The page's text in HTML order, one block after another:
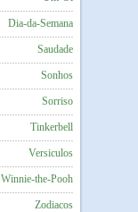
Dia-da-Semana
Saudade
Sonhos
Sorriso
Tinkerbell
Versiculos
Winnie-the-Pooh
Zodiacos